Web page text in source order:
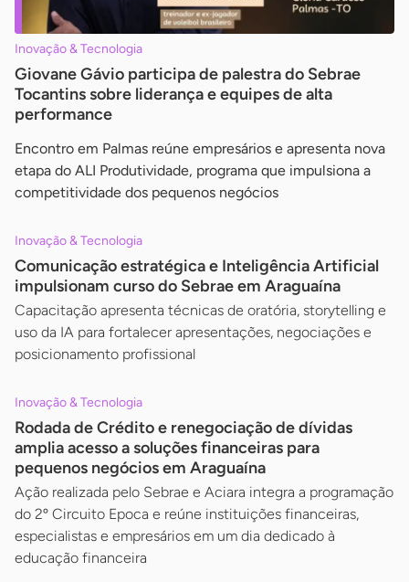
Inovação & Tecnologia
Giovane Gávio participa de palestra do Sebrae
Tocantins sobre liderança e equipes de alta
performance
Encontro em Palmas reúne empresários e apresenta nova
etapa do ALI Produtividade, programa que impulsiona a
competitividade dos pequenos negócios
Inovação & Tecnologia
Comunicação estratégica e Inteligência Artificial
impulsionam curso do Sebrae em Araguaína
Capacitação apresenta técnicas de oratória, storytelling e
uso da IA para fortalecer apresentações, negociações e
posicionamento profissional
Inovação & Tecnologia
Rodada de Crédito e renegociação de dívidas
amplia acesso a soluções financeiras para
pequenos negócios em Araguaína
Ação realizada pelo Sebrae e Aciara integra a programação
do 2º Circuito Epoca e reúne instituições financeiras,
especialistas e empresários em um dia dedicado à
educação financeira